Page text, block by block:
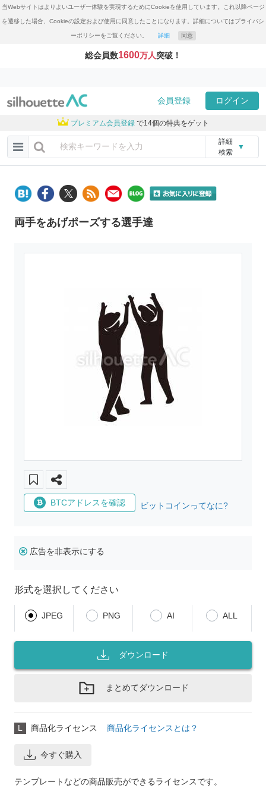
当Webサイトはよりよいユーザー体験を実現するためにCookieを使用しています。これ以降ページ
を遷移した場合、Cookieの設定および使用に同意したことになります。詳細についてはプライバシ
ーポリシーをご覧ください。 詳細 同意
総会員数1600万人突破！
会員登録 ログイン
プレミアム会員登録 で14個の特典をゲット
詳細
検索
▼
両手をあげポーズする選手達
BTCアドレスを確認 ビットコインってなに?
広告を非表示にする
形式を選択してください
JPEG PNG AI ALL
ダウンロード
まとめてダウンロード
L 商品化ライセンス 商品化ライセンスとは？
今すぐ購入
テンプレートなどの商品販売ができるライセンスです。